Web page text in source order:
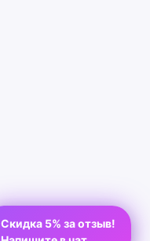
Скидка 5% за отзыв!